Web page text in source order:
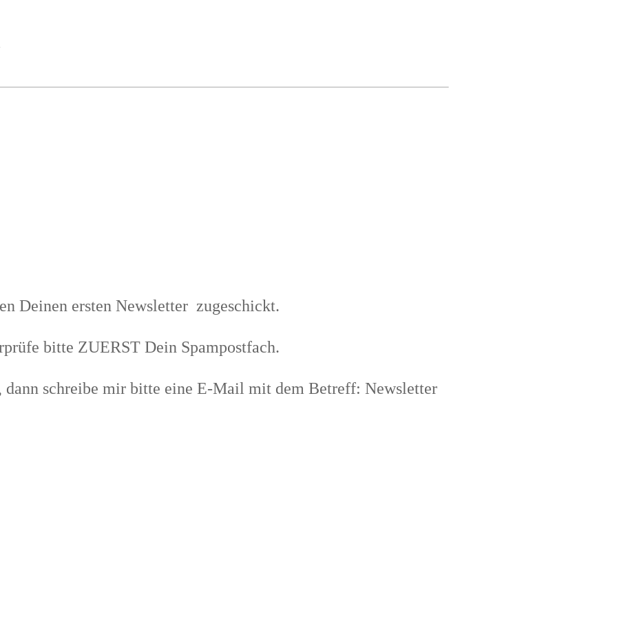
Deinen ersten Newsletter zugeschickt.
bitte ZUERST Dein Spampostfach.
schreibe mir bitte eine E-Mail mit dem Betreff: Newsletter